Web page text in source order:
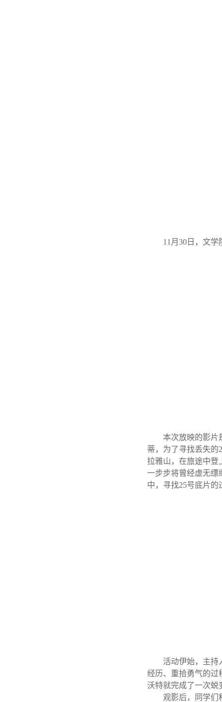
11月30日，文
本次放映的影片
蒂，为了寻找丢失的
拉雅山，在旅途中
一步步将曾经虚无缥
中，寻找25号底片
活动伊始，主持
经历、重拾勇气的过
沃特就完成了一次蜕
观影后，同学们